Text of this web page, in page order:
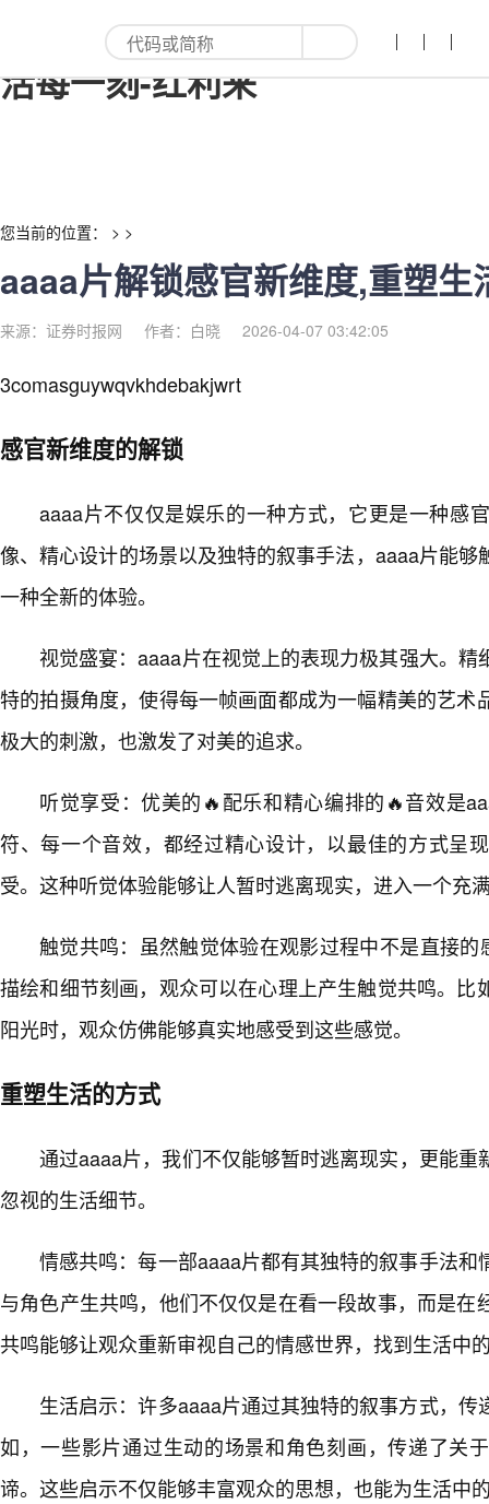
aaaa片解锁感官新维度,重塑生
活每一刻-红利来
您当前的位置： > >
aaaa片解锁感官新维度,重塑生
来源：证券时报网 作者：白晓 2026-04-07 03:42:05
3comasguywqvkhdebakjwrt
感官新维度的解锁
aaaa片不仅仅是娱乐的一种方式，它更是一种感
像、精心设计的场景以及独特的叙事手法，aaaa片能
一种全新的体验。
视觉盛宴：aaaa片在视觉上的表现力极其强大。
特的拍摄角度，使得每一帧画面都成为一幅精美的艺术
极大的刺激，也激发了对美的追求。
听觉享受：优美的🔥配乐和精心编排的🔥音效是
符、每一个音效，都经过精心设计，以最佳的方式呈
受。这种听觉体验能够让人暂时逃离现实，进入一个充
触觉共鸣：虽然触觉体验在观影过程中不是直接的
描绘和细节刻画，观众可以在心理上产生触觉共鸣。比
阳光时，观众仿佛能够真实地感受到这些感觉。
重塑生活的方式
通过aaaa片，我们不仅能够暂时逃离现实，更能
忽视的生活细节。
情感共鸣：每一部aaaa片都有其独特的叙事手法
与角色产生共鸣，他们不仅仅是在看一段故事，而是在
共鸣能够让观众重新审视自己的情感世界，找到生活中
生活启示：许多aaaa片通过其独特的叙事方式，
如，一些影片通过生动的场景和角色刻画，传递了关
谛。这些启示不仅能够丰富观众的思想，也能为生活中